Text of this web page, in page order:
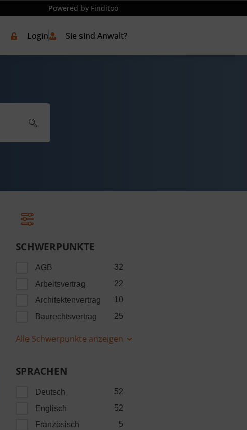
Powered by Finditoo
Login Sie sind Anwalt?
SCHWERPUNKTE
AGB
32
Arbeitsvertrag
22
Architektenvertrag
10
Baurechtsvertrag
25
Alle Schwerpunkte anzeigen
SPRACHEN
Deutsch
52
Englisch
52
Französisch
5